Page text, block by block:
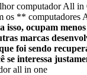
computador All in
os ** computadores
isso, ocupam
marcas
foi sendo
se interessa
all in one